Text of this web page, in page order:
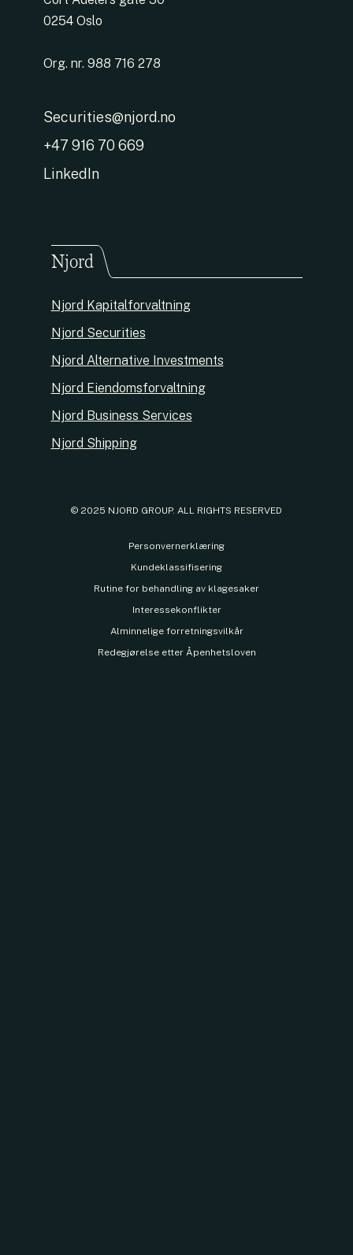
0254 Oslo
Org. nr. 988 716 278
Securities@njord.no
+47 916 70 669
LinkedIn
Njord
Njord Kapitalforvaltning
Njord Securities
Njord Alternative Investments
Njord Eiendomsforvaltning
Njord Business Services
Njord Shipping
© 2025 NJORD GROUP. ALL RIGHTS RESERVED
Personvernerklæring
Kundeklassifisering
Rutine for behandling av klagesaker
Interessekonflikter
Alminnelige forretningsvilkår
Redegjørelse etter Åpenhetsloven